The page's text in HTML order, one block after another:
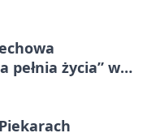
pełnia życia” w